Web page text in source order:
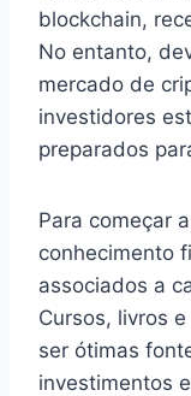
blockchain,
No entanto,
mercado de
investidores
preparados
Para começar
conhecimento
associados a
Cursos, livros
ser ótimas
investimentos